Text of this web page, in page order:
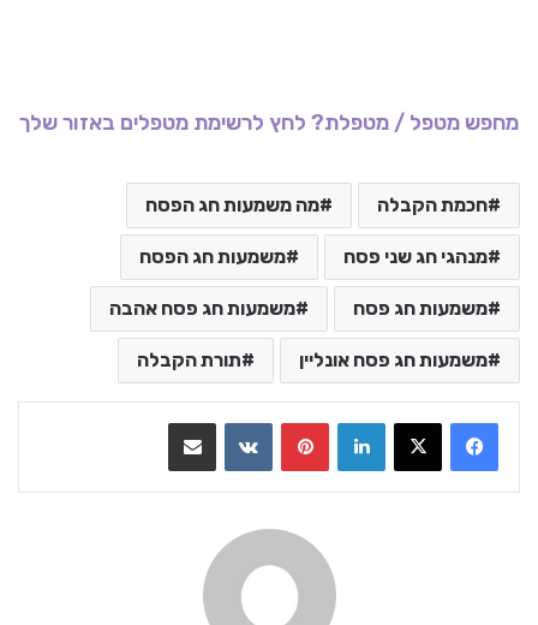
מחפש מטפל / מטפלת? לחץ לרשימת מטפלים באזור שלך
חכמת הקבלה מה משמעות חג הפסח
מנהגי חג שני פסח משמעות חג הפסח
משמעות חג פסח משמעות חג פסח אהבה
משמעות חג פסח אונליין תורת הקבלה
LinkedIn
VKontakte